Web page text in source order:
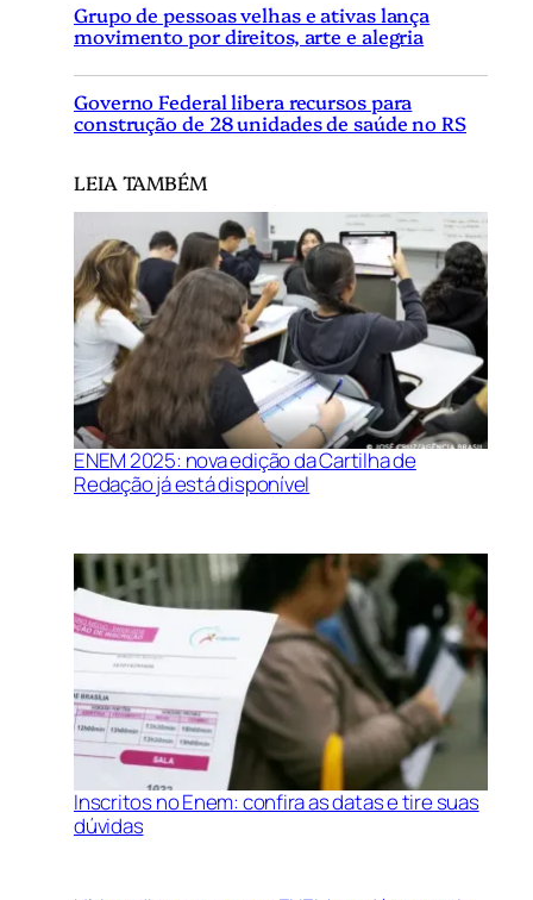
Grupo de pessoas velhas e ativas lança
movimento por direitos, arte e alegria
Governo Federal libera recursos para
construção de 28 unidades de saúde no RS
LEIA TAMBÉM
ENEM 2025: nova edição da Cartilha de
Redação já está disponível
Inscritos no Enem: confira as datas e tire suas
dúvidas